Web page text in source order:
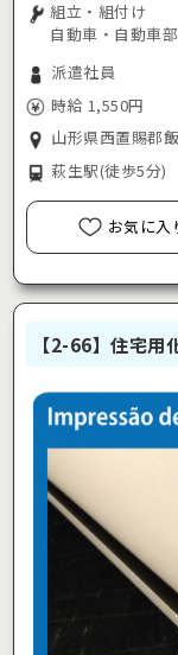
組立・組付け
自動車・自動車
派遣社員
時給 1,550円
山形県西置賜郡
萩生駅(徒歩5分)
お気に入
【2-66】住宅用